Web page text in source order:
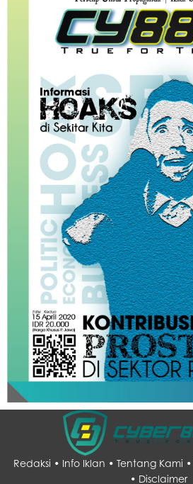
Redaksi • Info Iklan • Tentang Kami •
• Disclaimer